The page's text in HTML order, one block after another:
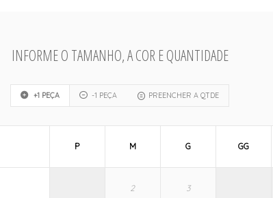
INFORME O TAMANHO, A COR E QUANTIDADE
+1 PEÇA -1 PEÇA PREENCHER A QTDE
P M G GG